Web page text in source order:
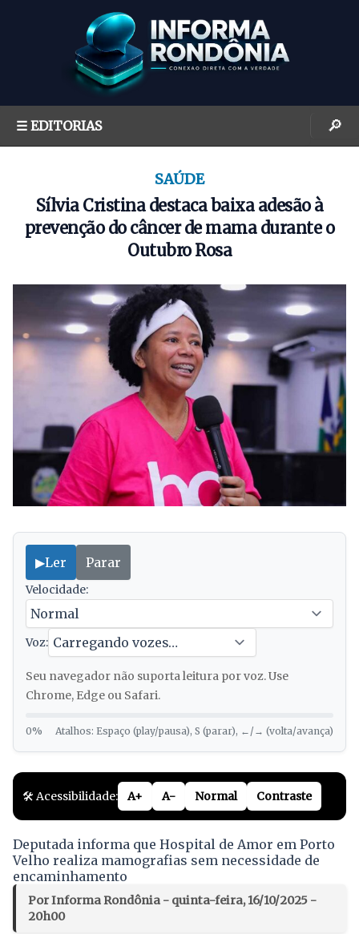
☰ EDITORIAS 🔎
SAÚDE
Sílvia Cristina destaca baixa adesão à
prevenção do câncer de mama durante o
Outubro Rosa
▶Ler Parar
Velocidade:
Voz:
Seu navegador não suporta leitura por voz. Use
Chrome, Edge ou Safari.
0% Atalhos: Espaço (play/pausa), S (parar), ←/→ (volta/avança)
🛠️ Acessibilidade: A+ A- Normal Contraste
Deputada informa que Hospital de Amor em Porto
Velho realiza mamografias sem necessidade de
encaminhamento
Por Informa Rondônia - quinta-feira, 16/10/2025 -
20h00